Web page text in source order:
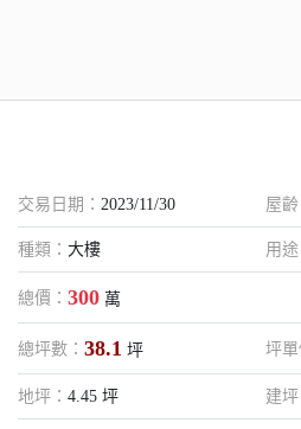
交易日期： 2023/11/30 屋齡
種類： 大樓 用途
總價： 300 萬
總坪數： 38.1 坪 坪單
地坪： 4.45 坪 建坪